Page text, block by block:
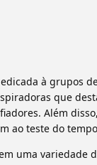
à grupos
que
Além
ao teste do
uma variedade